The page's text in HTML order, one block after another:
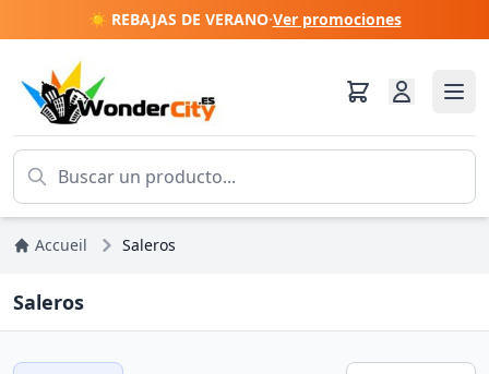
☀️ REBAJAS DE VERANO·Ver promociones
Accueil Saleros
Saleros